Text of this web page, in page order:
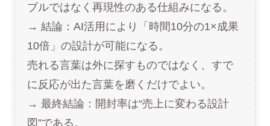
ブルではなく再現性のある仕組みになる。
→ 結論：AI活用により「時間10分の1×成果
10倍」の設計が可能になる。
売れる言葉は外に探すものではなく、すで
に反応が出た言葉を磨くだけでよい。
→ 最終結論：開封率は“売上に変わる設計
図”である。